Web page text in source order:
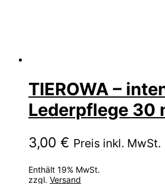
TIEROWA –
Lederpflege 30
3,00 € Preis inkl. MwSt.
Enthält 19% MwSt.
zzgl. Versand